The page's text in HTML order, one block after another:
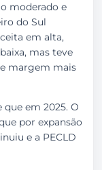
moderado e
do Sul
em alta,
mas teve
margem mais
em 2025. O
por expansão
e a PECLD